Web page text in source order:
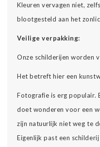
Kleuren vervagen niet,
blootgesteld aan het
Veilige verpakking:
Onze schilderijen worden
Het betreft hier een
Fotografie is erg populair.
doet wonderen voor een
zijn natuurlijk niet weg te
Eigenlijk past een